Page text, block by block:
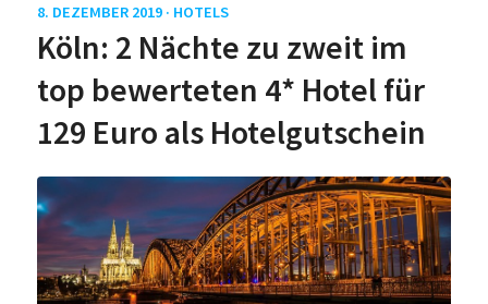
8. DEZEMBER 2019 · HOTELS
Köln: 2 Nächte zu zweit im
top bewerteten 4* Hotel für
129 Euro als Hotelgutschein